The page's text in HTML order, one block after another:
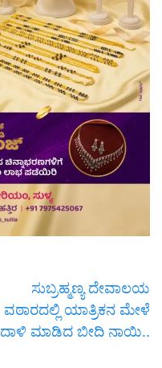
ಸುಬ್ರಹ್ಮಣ್ಯ ದೇವಾಲಯ
ವಠಾರದಲ್ಲಿ ಯಾತ್ರಿಕನ ಮೇಳೆ
ದಾಳಿ ಮಾಡಿದ ಬೀದಿ ನಾಯಿ..